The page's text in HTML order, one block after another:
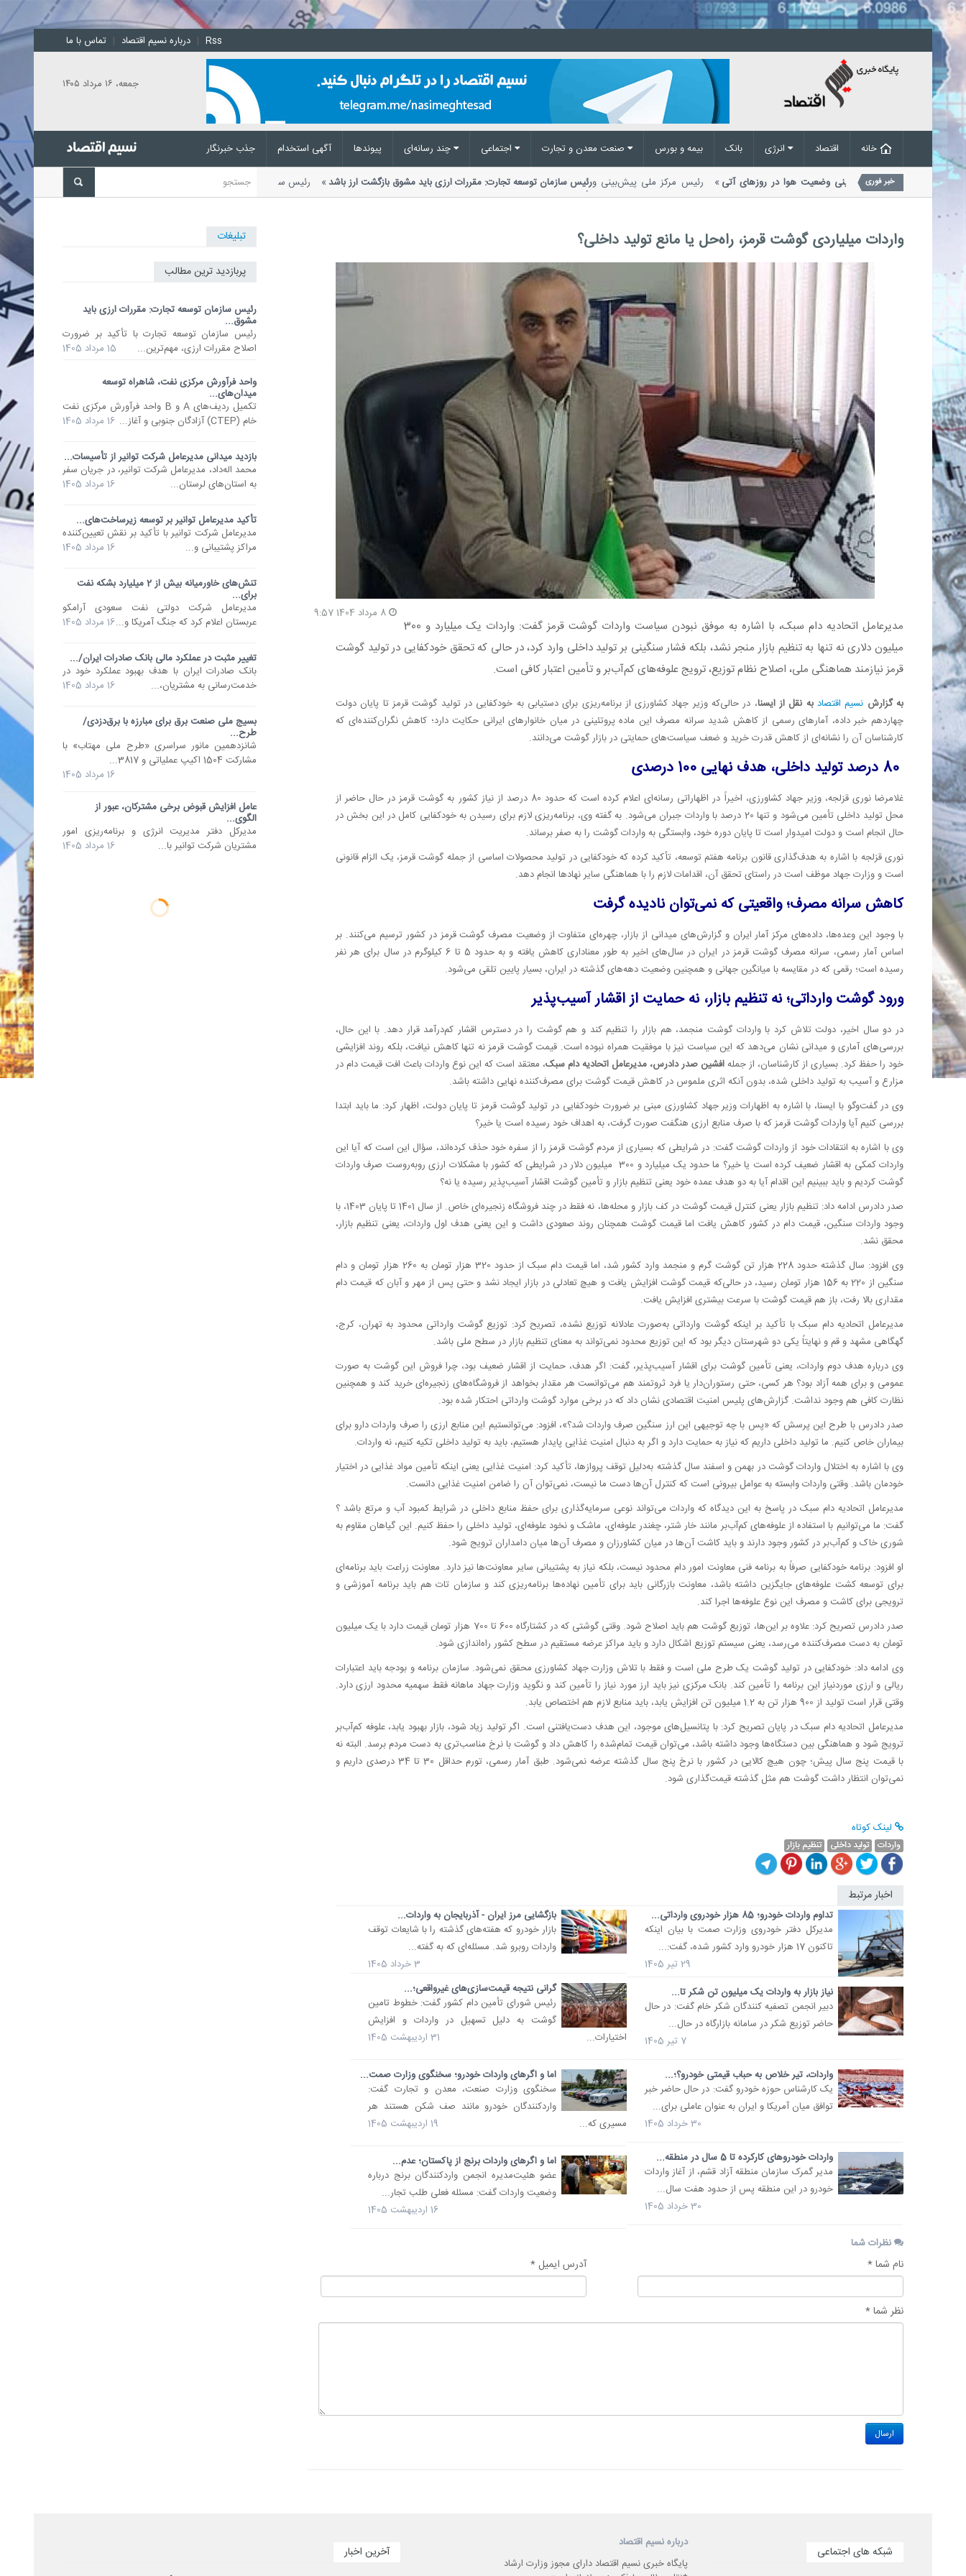
تماس با ما | درباره نسیم اقتصاد | Rss
جمعه، ۱۶ مرداد ۱۴۰۵
جذب خبرنگار آگهی استخدام پیوند‌ها بیمه و بورس بانک اقتصاد
خبر فوری رئیس سازمان توسعه تجارت: مقررات ارزی باید مشوق بازگشت ارز باشد
رئیس سازمان توسعه تجارت با
تأکید بر ضرورت اصلاح مقررات ارزی،...
و رعدوبرق در راه است؛ پیش‌بینی وضعیت هوا در روزهای آتی
رئیس مرکز ملی پیش‌بینی و
بحران مخاطرات وضع هوا از احتمال...
تبلیغات
پربازدید ترین مطالب
رئیس سازمان توسعه تجارت: مقررات ارزی باید
مشوق...
رئیس سازمان توسعه تجارت با تأکید بر ضرورت
اصلاح مقررات ارزی، مهم‌ترین...
15 مرداد 1405
واحد فرآورش مرکزی نفت، شاهراه توسعه
میدان‌های...
تکمیل ردیف‌های A و B واحد فرآورش مرکزی نفت
خام (CTEP) آزادگان جنوبی و آغاز...
16 مرداد 1405
بازدید میدانی مدیرعامل شرکت توانیر از تأسیسات...
محمد اله‌داد، مدیرعامل شرکت توانیر، در جریان سفر
به استان‌های لرستان...
16 مرداد 1405
تأکید مدیرعامل توانیر بر توسعه زیرساخت‌های...
مدیرعامل شرکت توانیر با تأکید بر نقش تعیین‌کننده
مراکز پشتیبانی و...
16 مرداد 1405
تنش‌های خاورمیانه بیش از 2 میلیارد بشکه نفت
برای...
مدیرعامل شرکت دولتی نفت سعودی آرامکو
عربستان اعلام کرد که جنگ آمریکا و...16 مرداد 1405
تغییر مثبت در عملکرد مالی بانک صادرات ایران/...
​بانک صادرات ایران با هدف بهبود عملکرد خود در
خدمت‌رسانی به مشتریان،...
16 مرداد 1405
بسیج ملی صنعت برق برای مبارزه با برق‌دزدی/
طرح...
شانزدهمین مانور سراسری «طرح ملی مهتاب» با
مشارکت 1504 اکیپ عملیاتی و 3817...
16 مرداد 1405
عامل افزایش قبوض برخی مشترکان، عبور از
الگوی...
مدیرکل دفتر مدیریت انرژی و برنامه‌ریزی امور
مشتریان شرکت توانیر با...
16 مرداد 1405
واردات میلیاردی گوشت قرمز، راه‌حل یا مانع تولید داخلی؟
مدیرعامل اتحادیه دام سبک، با اشاره به موفق نبودن سیاست واردات گوشت قرمز گفت: واردات یک میلیارد و 300
میلیون دلاری نه تنها به تنظیم بازار منجر نشد، بلکه فشار سنگینی بر تولید داخلی وارد کرد، در حالی که تحقق خودکفایی در تولید گوشت
قرمز نیازمند هماهنگی ملی، اصلاح نظام توزیع، ترویج علوفه‌های کم‌آب‌بر و تأمین اعتبار کافی است.
به گزارش نسیم اقتصادبه نقل از ایسنا، در حالی‌که وزیر جهاد کشاورزی از برنامه‌ریزی برای دستیابی به خودکفایی در تولید گوشت قرمز تا پایان دولت
چهاردهم خبر داده، آمارهای رسمی از کاهش شدید سرانه مصرف این ماده پروتئینی در میان خانوارهای ایرانی حکایت دارد؛ کاهش نگران‌کننده‌ای که
کارشناسان آن را نشانه‌ای از کاهش قدرت خرید و ضعف سیاست‌های حمایتی در بازار گوشت می‌دانند.
80 درصد تولید داخلی، هدف نهایی 100 درصدی
غلامرضا نوری قزلجه، وزیر جهاد کشاورزی، اخیراً در اظهاراتی رسانه‌ای اعلام کرده است که حدود 80 درصد از نیاز کشور به گوشت قرمز در حال حاضر از
محل تولید داخلی تأمین می‌شود و تنها 20 درصد با واردات جبران می‌شود. به گفته وی، برنامه‌ریزی لازم برای رسیدن به خودکفایی کامل در این بخش در
حال انجام است و دولت امیدوار است تا پایان دوره خود، وابستگی به واردات گوشت را به صفر برساند.
نوری قزلجه با اشاره به هدف‌گذاری قانون برنامه هفتم توسعه، تأکید کرده که خودکفایی در تولید محصولات اساسی از جمله گوشت قرمز، یک الزام قانونی
است و وزارت جهاد موظف است در راستای تحقق آن، اقدامات لازم را با هماهنگی سایر نهادها انجام دهد.
کاهش سرانه مصرف؛ واقعیتی که نمی‌توان نادیده گرفت
با وجود این وعده‌ها، داده‌های مرکز آمار ایران و گزارش‌های میدانی از بازار، چهره‌ای متفاوت از وضعیت مصرف گوشت قرمز در کشور ترسیم می‌کنند. بر
اساس آمار رسمی، سرانه مصرف گوشت قرمز در ایران در سال‌های اخیر به طور معناداری کاهش یافته و به حدود 5 تا 6 کیلوگرم در سال برای هر نفر
رسیده است؛ رقمی که در مقایسه با میانگین جهانی و همچنین وضعیت دهه‌های گذشته در ایران، بسیار پایین تلقی می‌شود.
ورود گوشت وارداتی؛ نه تنظیم بازار، نه حمایت از اقشار آسیب‌پذیر
در دو سال اخیر، دولت تلاش کرد با واردات گوشت منجمد، هم بازار را تنظیم کند و هم گوشت را در دسترس اقشار کم‌درآمد قرار دهد. با این حال،
بررسی‌های آماری و میدانی نشان می‌دهد که این سیاست نیز با موفقیت همراه نبوده است. قیمت گوشت قرمز نه تنها کاهش نیافت، بلکه روند افزایشی
خود را حفظ کرد. بسیاری از کارشناسان، از جملهافشین صدر دادرس، مدیرعامل اتحادیه دام سبک، معتقد است که این نوع واردات باعث افت قیمت دام در
مزارع و آسیب به تولید داخلی شده، بدون آنکه اثری ملموس در کاهش قیمت گوشت برای مصرف‌کننده نهایی داشته باشد.
وی در گفت‌وگو با ایسنا، با اشاره به اظهارات وزیر جهاد کشاورزی مبنی بر ضرورت خودکفایی در تولید گوشت قرمز تا پایان دولت، اظهار کرد: ما باید ابتدا
بررسی کنیم آیا واردات گوشت قرمز که با صرف منابع ارزی هنگفت صورت گرفت، به اهداف خود رسیده است یا خیر؟
وی با اشاره به انتقادات خود از واردات گوشت گفت: در شرایطی که بسیاری از مردم گوشت قرمز را از سفره خود حذف کرده‌اند، سؤال این است که آیا این
واردات کمکی به اقشار ضعیف کرده است یا خیر؟ ما حدود یک میلیارد و 300 میلیون دلار در شرایطی که کشور با مشکلات ارزی روبه‌روست صرف واردات
گوشت کردیم و باید ببینیم این اقدام آیا به دو هدف عمده‌ خود یعنی تنظیم بازار و تأمین گوشت اقشار آسیب‌پذیر رسیده یا نه؟
صدر دادرس ادامه داد: تنظیم بازار یعنی کنترل قیمت گوشت در کف بازار و محله‌ها، نه فقط در چند فروشگاه زنجیره‌ای خاص. از سال 1401 تا پایان 1403، با
وجود واردات سنگین، قیمت دام در کشور کاهش یافت اما قیمت گوشت همچنان روند صعودی داشت و این یعنی هدف اول واردات، یعنی تنظیم بازار،
محقق نشد.
وی افزود: سال گذشته حدود 228 هزار تن گوشت گرم و منجمد وارد کشور شد، اما قیمت دام سبک از حدود 320 هزار تومان به 260 هزار تومان و دام
سنگین از 220 به 156 هزار تومان رسید، در حالی‌که قیمت گوشت افزایش یافت و هیچ تعادلی در بازار ایجاد نشد و حتی پس از مهر و آبان که قیمت دام
مقداری بالا رفت، باز هم قیمت گوشت با سرعت بیشتری افزایش یافت.
مدیرعامل اتحادیه دام سبک با تأکید بر اینکه گوشت وارداتی به‌صورت عادلانه توزیع نشده، تصریح کرد: توزیع گوشت وارداتی محدود به تهران، کرج،
گهگاهی مشهد و قم و نهایتاً یکی دو شهرستان دیگر بود که این توزیع محدود نمی‌تواند به معنای تنظیم بازار در سطح ملی باشد.
وی درباره هدف دوم واردات، یعنی تأمین گوشت برای اقشار آسیب‌پذیر، گفت: اگر هدف، حمایت از اقشار ضعیف بود، چرا فروش این گوشت به صورت
عمومی و برای همه آزاد بود؟ هر کسی، حتی رستوران‌دار یا فرد ثروتمند هم می‌توانست هر مقدار بخواهد از فروشگاه‌های زنجیره‌ای خرید کند و همچنین
نظارت کافی هم وجود نداشت. گزارش‌های پلیس امنیت اقتصادی نشان داد که در برخی موارد گوشت وارداتی احتکار شده بود.
صدر دادرس با طرح این پرسش که «پس با چه توجیهی این ارز سنگین صرف واردات شد؟»، افزود: می‌توانستیم این منابع ارزی را صرف واردات دارو برای
بیماران خاص کنیم. ما تولید داخلی داریم که نیاز به حمایت دارد و اگر به دنبال امنیت غذایی پایدار هستیم، باید به تولید داخلی تکیه کنیم، نه واردات.
وی با اشاره به اختلال واردات گوشت در بهمن و اسفند سال گذشته به‌دلیل توقف پروازها، تأکید کرد: امنیت غذایی یعنی اینکه تأمین مواد غذایی در اختیار
خودمان باشد. وقتی واردات وابسته به عوامل بیرونی است که کنترل آن‌ها دست ما نیست، نمی‌توان آن را ضامن امنیت غذایی دانست.
مدیرعامل اتحادیه دام سبک در پاسخ به این دیدگاه که واردات می‌تواند نوعی سرمایه‌گذاری برای حفظ منابع داخلی در شرایط کمبود آب و مرتع باشد ؟
گفت: ما می‌توانیم با استفاده از علوفه‌های کم‌آب‌بر مانند خار شتر، چغندر علوفه‌ای، ماشک و نخود علوفه‌ای، تولید داخلی را حفظ کنیم. این گیاهان مقاوم به
شوری خاک و کم‌آب‌بر در کشور وجود دارند و باید کاشت آن‌ها در میان کشاورزان و مصرف آن‌ها میان دامداران ترویج شود.
او افزود: برنامه خودکفایی صرفاً به برنامه فنی معاونت امور دام محدود نیست، بلکه نیاز به پشتیبانی سایر معاونت‌ها نیز دارد. معاونت زراعت باید برنامه‌ای
برای توسعه کشت علوفه‌های جایگزین داشته باشد، معاونت بازرگانی باید برای تأمین نهاده‌ها برنامه‌ریزی کند و سازمان تات هم باید برنامه آموزشی و
ترویجی برای کاشت و مصرف این نوع علوفه‌ها اجرا کند.
صدر دادرس تصریح کرد: علاوه بر این‌ها، توزیع گوشت هم باید اصلاح شود. وقتی گوشتی که در کشتارگاه 600 تا 700 هزار تومان قیمت دارد با یک میلیون
تومان به دست مصرف‌کننده می‌رسد، یعنی سیستم توزیع اشکال دارد و باید مراکز عرضه مستقیم در سطح کشور راه‌اندازی شود.
وی ادامه داد: خودکفایی در تولید گوشت یک طرح ملی است و فقط با تلاش وزارت جهاد کشاورزی محقق نمی‌شود. سازمان برنامه و بودجه باید اعتبارات
ریالی و ارزی موردنیاز این برنامه را تأمین کند. بانک مرکزی نیز باید ارز مورد نیاز را تأمین کند و نگوید وزارت جهاد ماهانه فقط سهمیه محدود ارزی دارد.
وقتی قرار است تولید از 900 هزار تن به 1.2 میلیون تن افزایش یابد، باید منابع لازم هم اختصاص یابد.
مدیرعامل اتحادیه دام سبک در پایان تصریح کرد: با پتانسیل‌های موجود، این هدف دست‌یافتنی است. اگر تولید زیاد شود، بازار بهبود یابد، علوفه کم‌آب‌بر
ترویج شود و هماهنگی بین دستگاه‌ها وجود داشته باشد، می‌توان قیمت تمام‌شده را کاهش داد و گوشت با نرخ مناسب‌تری به دست مردم برسد. البته نه
با قیمت پنج سال پیش؛ چون هیچ کالایی در کشور با نرخ پنج سال گذشته عرضه نمی‌شود. طبق آمار رسمی، تورم حداقل 30 تا 34 درصدی داریم و
نمی‌توان انتظار داشت گوشت هم مثل گذشته قیمت‌گذاری شود.
لینک کوتاه
واردات تولید داخلی تنظیم بازار
اخبار مرتبط
تداوم واردات خودرو؛ 85 هزار خودروی وارداتی...
مدیرکل دفتر خودروی وزارت صمت با بیان اینکه
تاکنون 17 هزار خودرو وارد کشور شده، گفت:...
29 تیر 1405
نیاز بازار به واردات یک میلیون تن شکر تا...
دبیر انجمن تصفیه کنندگان شکر خام گفت: در حال
حاضر توزیع شکر در سامانه بازارگاه در حال...
7 تیر 1405
واردات، تیر خلاص به حباب قیمتی خودرو؟؛...
یک کارشناس حوزه خودرو گفت: در حال حاضر خبر
توافق میان آمریکا و ایران به عنوان عاملی برای...
30 خرداد 1405
واردات خودروهای کارکرده تا 5 سال در منطقه...
مدیر گمرک سازمان منطقه آزاد قشم، از آغاز واردات
خودرو در این منطقه پس از حدود هفت سال...
30 خرداد 1405
بازگشایی مرز ایران - آذربایجان به واردات...
بازار خودرو که هفته‌های گذشته را با شایعات توقف
واردات روبرو شد. مسئله‌ای که به گفته...
3 خرداد 1405
گرانی نتیجه قیمت‌سازی‌های غیرواقعی؛...
رئیس شورای تأمین دام کشور گفت: خطوط تامین
گوشت به دلیل تسهیل در واردات و افزایش
اختیارات...
31 اردیبهشت 1405
اما و اگرهای واردات خودرو؛ سخنگوی وزارت صمت...
سخنگوی وزارت صنعت، معدن و تجارت گفت:
واردکنندگان خودرو مانند صف شکن هستند هر
مسیری که...
19 اردیبهشت 1405
اما و اگرهای واردات برنج از پاکستان؛ عدم...
عضو هئیت‌مدیره انجمن واردکنندگان برنج درباره
وضعیت واردات گفت: مسئله فعلی طلب تجار...
16 اردیبهشت 1405
نظرات شما
آدرس ایمیل * نام شما *
نظر شما *
آخرین اخبار
درباره نسیم اقتصاد
پایگاه خبری نسیم اقتصاد دارای مجوز وزارت ارشاد
شبکه های اجتماعی